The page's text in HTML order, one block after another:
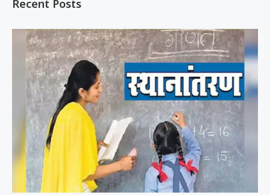
Recent Posts